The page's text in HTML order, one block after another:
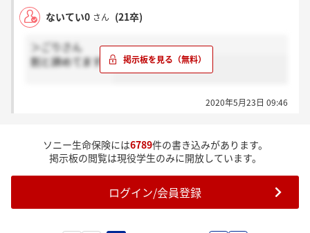
ないてい0 さん (21卒)
＞ごりさん
割と諦めてます笑
2020年5月23日 09:46
ソニー生命保険には6789件の書き込みがあります。
掲示板の閲覧は現役学生のみに開放しています。
ログイン/会員登録